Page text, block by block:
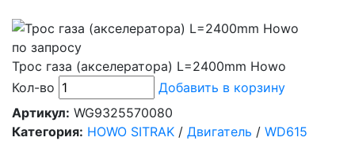
по запросу
Трос газа (акселератора) L=2400mm Howo
Кол-во
Добавить в корзину
Артикул: WG9325570080
Категория: HOWO SITRAK / Двигатель / WD615